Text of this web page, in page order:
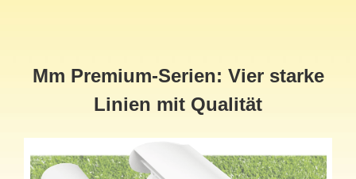
Mm Premium-Serien: Vier starke
Linien mit Qualität